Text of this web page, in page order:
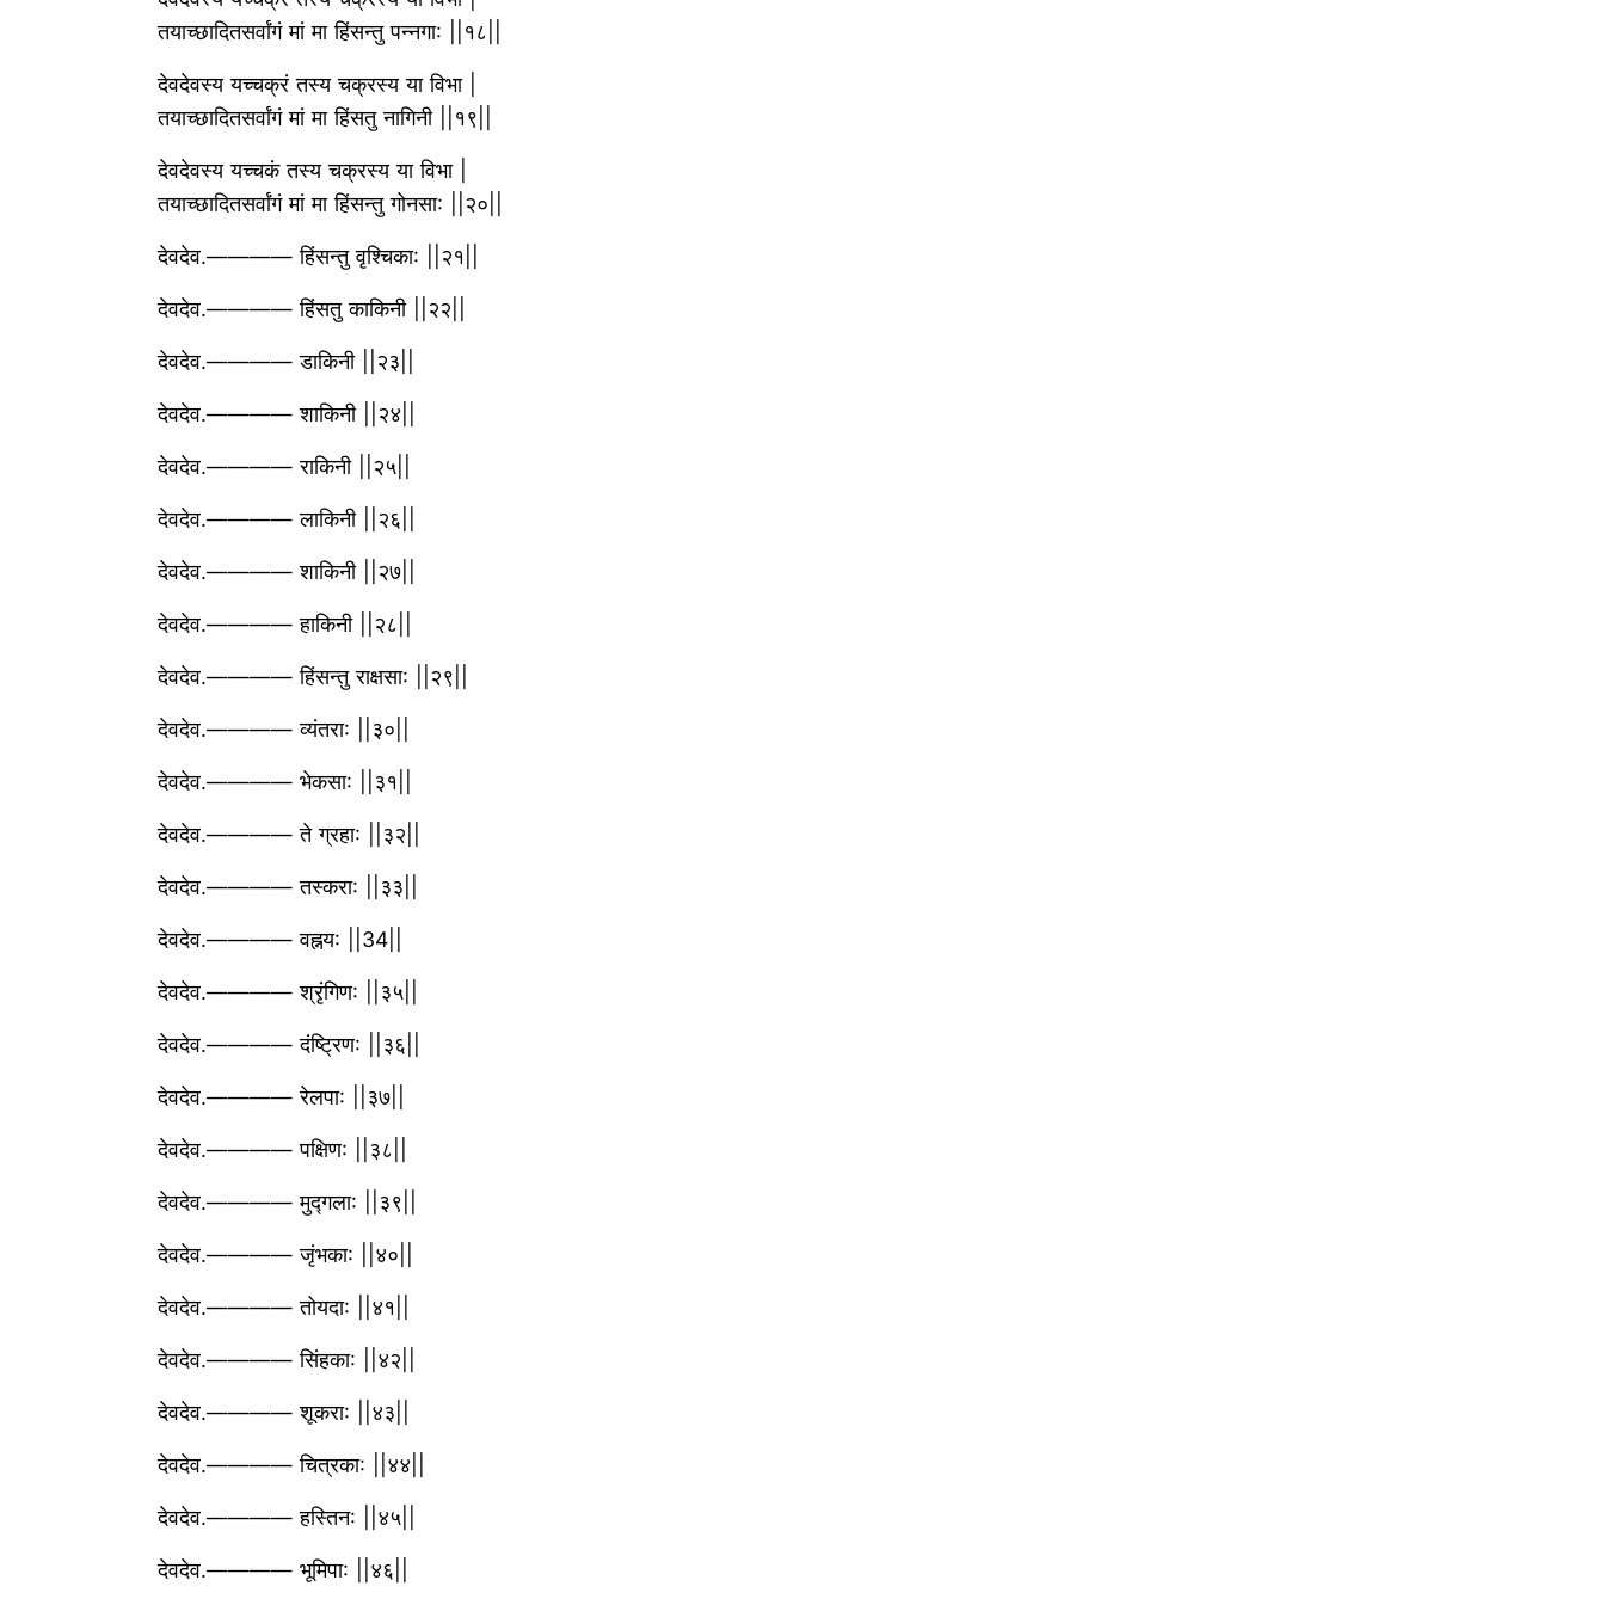
तयाच्छादितसर्वांगं मां मा हिंसन्तु पन्नगा: ||१८||
देवदेवस्य यच्चक्रं तस्य चक्रस्य या विभा |
तयाच्छादितसर्वांगं मां मा हिंसतु नागिनी ||१९||
देवदेवस्य यच्चकं तस्य चक्रस्य या विभा |
तयाच्छादितसर्वांगं मां मा हिंसन्तु गोनसा: ||२०||
देवदेव.———— हिंसन्तु वृश्चिका: ||२१||
देवदेव.———— हिंसतु काकिनी ||२२||
देवदेव.———— डाकिनी ||२३||
देवदेव.———— शाकिनी ||२४||
देवदेव.———— राकिनी ||२५||
देवदेव.———— लाकिनी ||२६||
देवदेव.———— शाकिनी ||२७||
देवदेव.———— हाकिनी ||२८||
देवदेव.———— हिंसन्तु राक्षसा: ||२९||
देवदेव.———— व्यंतरा: ||३०||
देवदेव.———— भेकसा: ||३१||
देवदेव.———— ते ग्रहा: ||३२||
देवदेव.———— तस्करा: ||३३||
देवदेव.———— वह्नय: ||34||
देवदेव.———— श्रृंगिण: ||३५||
देवदेव.———— दंष्ट्रिण: ||३६||
देवदेव.———— रेलपा: ||३७||
देवदेव.———— पक्षिण: ||३८||
देवदेव.———— मुद्गला: ||३९||
देवदेव.———— जृंभका: ||४०||
देवदेव.———— तोयदा: ||४१||
देवदेव.———— सिंहका: ||४२||
देवदेव.———— शूकरा: ||४३||
देवदेव.———— चित्रका: ||४४||
देवदेव.———— हस्तिन: ||४५||
देवदेव.———— भूमिपा: ||४६||